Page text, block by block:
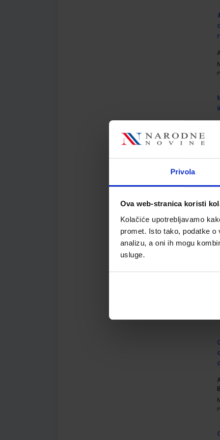
Privola
Ova web-stranica koristi
Kolačiće upotrebljavamo
promet. Isto tako, podatke
analizu, a oni ih mogu
usluge.